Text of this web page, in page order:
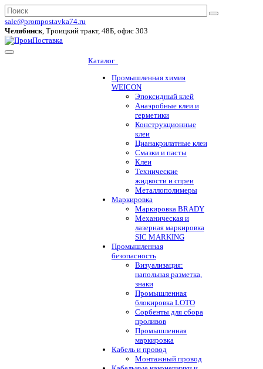
sale@prompostavka74.ru
Челябинск, Троицкий тракт, 48Б, офис 303
Каталог
Промышленная химия
WEICON
Эпоксидный клей
Анаэробные клеи и
герметики
Конструкционные
клеи
Цианакрилатные клеи
Смазки и пасты
Клеи
Технические
жидкости и спреи
Металлополимеры
Маркировка
Маркировка BRADY
Механическая и
лазерная маркировка
SIC MARKING
Промышленная
безопасность
Визуализация:
напольная разметка,
знаки
Промышленная
блокировка LOTO
Сорбенты для сбора
проливов
Промышленная
маркировка
Кабель и провод
Монтажный провод